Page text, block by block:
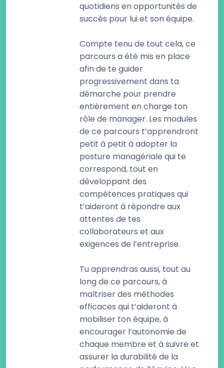
quotidiens en opportunités de
succès pour lui et son équipe.
Compte tenu de tout cela, ce
parcours a été mis en place
afin de te guider
progressivement dans ta
démarche pour prendre
entièrement en charge ton
rôle de manager. Les modules
de ce parcours t’apprendront
petit à petit à adopter la
posture managériale qui te
correspond, tout en
développant des
compétences pratiques qui
t’aideront à répondre aux
attentes de tes
collaborateurs et aux
exigences de l’entreprise.
Tu apprendras aussi, tout au
long de ce parcours, à
maîtriser des méthodes
efficaces qui t’aideront à
mobiliser ton équipe, à
encourager l’autonomie de
chaque membre et à suivre et
assurer la durabilité de la